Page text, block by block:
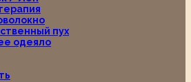
пух
одеяло